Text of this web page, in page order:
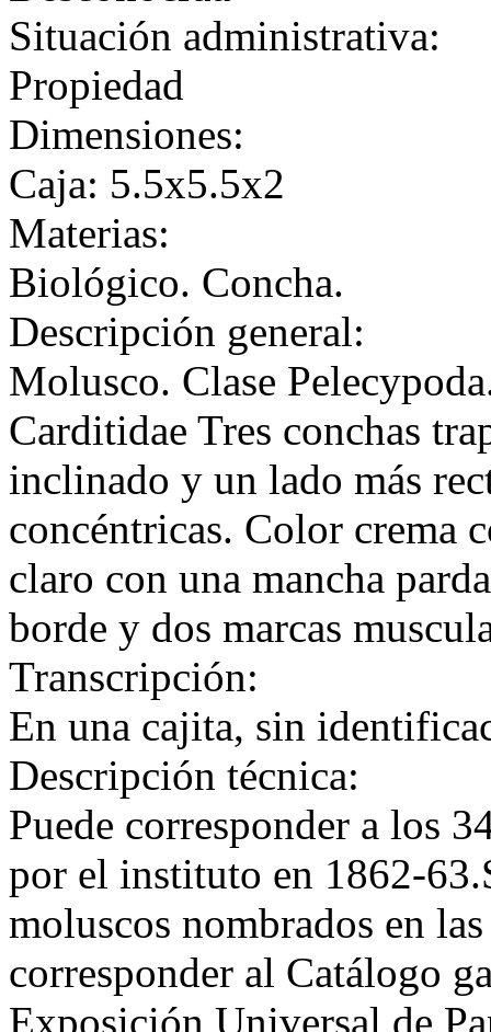
Situación administrativa:
Propiedad
Dimensiones:
Caja: 5.5x5.5x2
Materias:
Biológico. Concha.
Descripción general:
Molusco. Clase
Carditidae Tres conchas
inclinado y un lado más
concéntricas. Color crema
claro con una mancha
borde y dos marcas
Transcripción:
En una cajita, sin
Descripción técnica:
Puede corresponder a los
por el instituto en 1862-
moluscos nombrados en
corresponder al Catálogo
Exposición Universal de